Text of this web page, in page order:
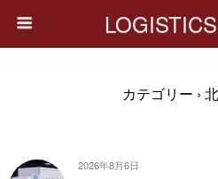
カテゴリー ›
2026年8月6日